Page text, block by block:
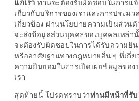
เมนู
เด็ด
จาก
ANNA
FARM
เอาชนะ
แก่เรา ท่านจะต้องรับผิดชอบในการแ
เกี่ยวกับบริการของเราและการประม
เกี่ยวข้อง ผ่านนโยบายความเป็นส่วน
จะส่งข้อมูลส่วนบุคคลของบุคคลเหล่า
จะต้องรับผิดชอบในการได้รับความยิ
หรืออาศัยฐานทางกฎหมายอื่น ๆ ที่เกี่ย
ความยินยอมในการเปิดเผยข้อมูลขอ
เรา
สุดท้ายนี้ โปรดทราบว่าท่านมีหน้าที่รั